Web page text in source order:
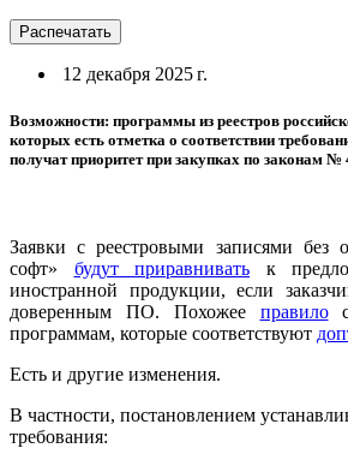
Распечатать
12 декабря 2025 г.
Возможности: программы из реестров
которых есть отметка о соответствии
получат приоритет при закупках по законам
Заявки с реестровыми записями без
софт» будут приравнивать к
иностранной продукции, если
доверенным ПО. Похожее правило
программам, которые соответствуют
Есть и другие изменения.
В частности, постановлением
требования: